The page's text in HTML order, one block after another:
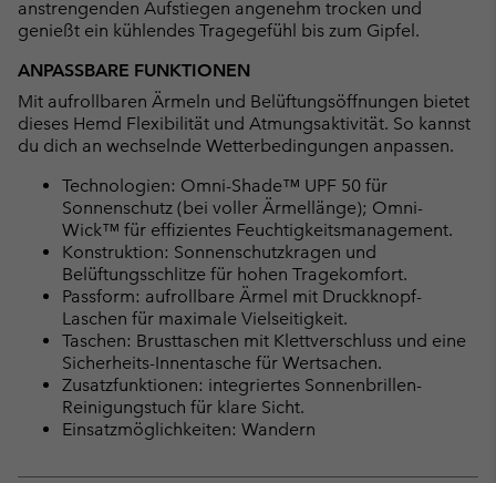
anstrengenden Aufstiegen angenehm trocken und
genießt ein kühlendes Tragegefühl bis zum Gipfel.
ANPASSBARE FUNKTIONEN
Mit aufrollbaren Ärmeln und Belüftungsöffnungen bietet
dieses Hemd Flexibilität und Atmungsaktivität. So kannst
du dich an wechselnde Wetterbedingungen anpassen.
Technologien: Omni-Shade™ UPF 50 für
Sonnenschutz (bei voller Ärmellänge); Omni-
Wick™ für effizientes Feuchtigkeitsmanagement.
Konstruktion: Sonnenschutzkragen und
Belüftungsschlitze für hohen Tragekomfort.
Passform: aufrollbare Ärmel mit Druckknopf-
Laschen für maximale Vielseitigkeit.
Taschen: Brusttaschen mit Klettverschluss und eine
Sicherheits-Innentasche für Wertsachen.
Zusatzfunktionen: integriertes Sonnenbrillen-
Reinigungstuch für klare Sicht.
Einsatzmöglichkeiten: Wandern